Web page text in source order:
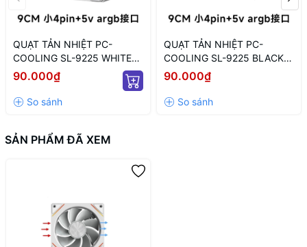
QUẠT TẢN NHIỆT PC-
COOLING SL-9225 WHITE
ARGB (MÀU TRẮNG/ 9CM/
LED TÂM ARGB VÔ CỰC)
90.000₫
QUẠT TẢN NHIỆT PC-
COOLING SL-9225 BLACK
LED ARGB (MÀU ĐEN/ 9CM/
LED TÂM VÔ CỰC)
90.000₫
SẢN PHẨM ĐÃ XEM